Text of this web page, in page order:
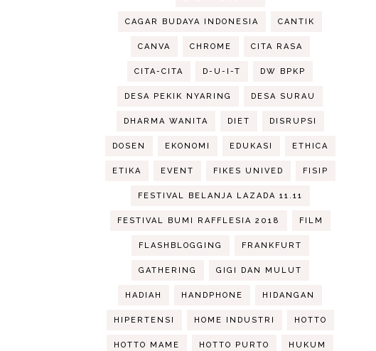
CAGAR BUDAYA INDONESIA CANTIK
CANVA CHROME CITA RASA
CITA-CITA D-U-I-T DW BPKP
DESA PEKIK NYARING DESA SURAU
DHARMA WANITA DIET DISRUPSI
DOSEN EKONOMI EDUKASI ETHICA
ETIKA EVENT FIKES UNIVED FISIP
FESTIVAL BELANJA LAZADA 11.11
FESTIVAL BUMI RAFFLESIA 2018 FILM
FLASHBLOGGING FRANKFURT
GATHERING GIGI DAN MULUT
HADIAH HANDPHONE HIDANGAN
HIPERTENSI HOME INDUSTRI HOTTO
HOTTO MAME HOTTO PURTO HUKUM